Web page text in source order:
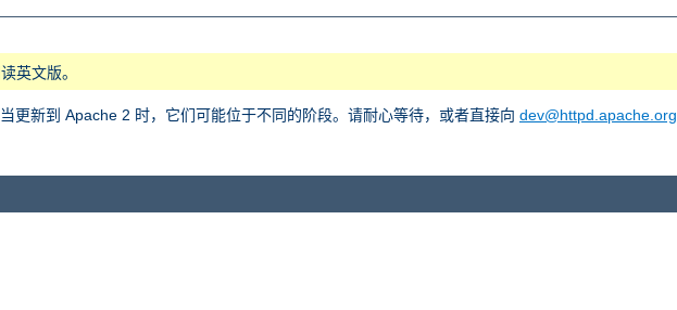
英文版。
更新到 Apache 2 时，它们可能位于不同的阶段。请耐心等待，或者直接向 dev@httpd.apache.org